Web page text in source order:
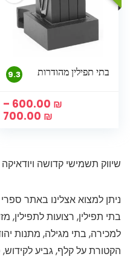
9.3 בתי תפילין מהודרות
600.00 ₪
–
700.00 ₪
⁦700.00 ₪⁩שיווק תשמישי קדושה ויודאיקה
ניתן למצוא אצלינו באתר
בתי תפילין, רצועות לתפילין,
למכירה, בתי מגילה, מתנות
הקטורת על קלף, גביע לקידוש,